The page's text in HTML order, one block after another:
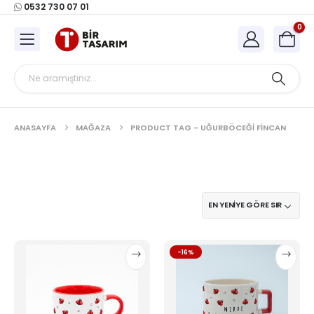
0532 730 07 01
0
ANASAYFA MAĞAZA PRODUCT TAG - UĞURBÖCEĞI FINCAN
varyasyonu
-16%
Bu
ürünün
varyasyonu